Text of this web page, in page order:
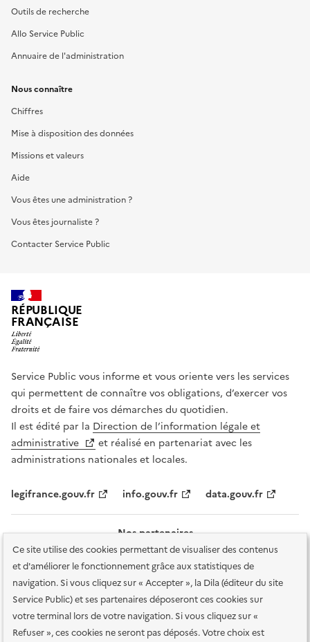
Ce site utilise des cookies permettant de visualiser des contenus
et d'améliorer le fonctionnement grâce aux statistiques de
navigation. Si vous cliquez sur « Accepter », la Dila (éditeur du site
Service Public) et ses partenaires déposeront ces cookies sur
votre terminal lors de votre navigation. Si vous cliquez sur «
Refuser », ces cookies ne seront pas déposés. Votre choix est
Outils de recherche
Allo Service Public
Annuaire de l'administration
Nous connaître
Chiffres
Mise à disposition des données
Missions et valeurs
Aide
Vous êtes une administration ?
Vous êtes journaliste ?
Contacter Service Public
RÉPUBLIQUE
FRANÇAISE
Service Public vous informe et vous oriente vers les services
qui permettent de connaître vos obligations, d’exercer vos
droits et de faire vos démarches du quotidien.
Il est édité par la Direction de l’information légale et
administrative
et réalisé en partenariat avec les
administrations nationales et locales.
legifrance.gouv.fr info.gouv.fr data.gouv.fr
Nos partenaires
Plan du site Accessibilité : totalement conforme
Accessibilité des